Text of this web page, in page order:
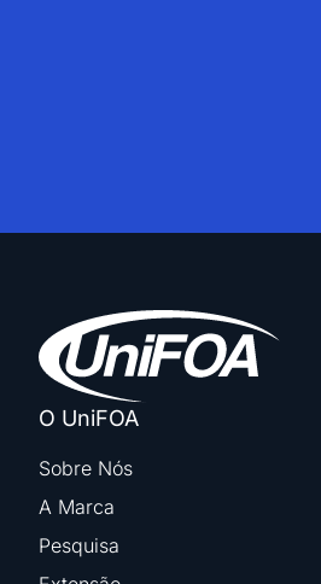
O UniFOA
Sobre Nós
A Marca
Pesquisa